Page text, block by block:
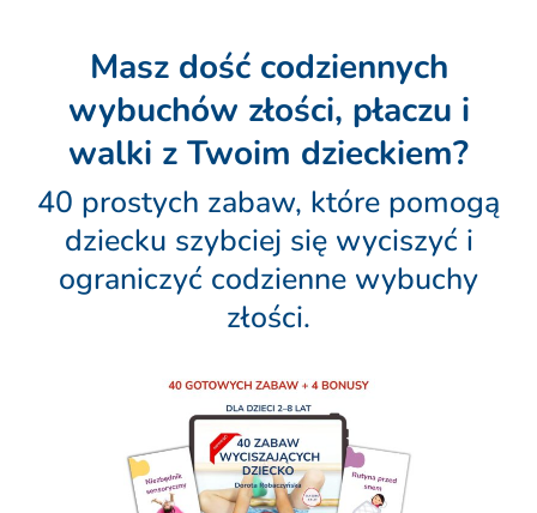
Masz dość codziennych
wybuchów złości, płaczu i
walki z Twoim dzieckiem?
40 prostych zabaw, które pomogą
dziecku szybciej się wyciszyć i
ograniczyć codzienne wybuchy
złości.